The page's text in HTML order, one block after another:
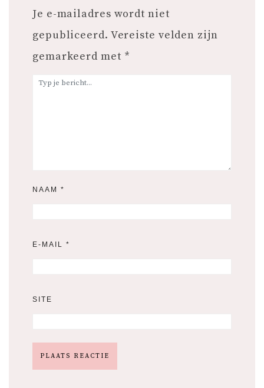
Je e-mailadres wordt niet
gepubliceerd. Vereiste velden zijn
gemarkeerd met *
NAAM *
E-MAIL *
SITE